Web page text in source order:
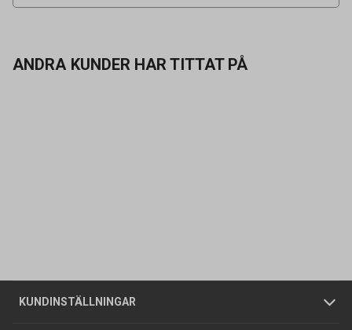
ANDRA KUNDER HAR TITTAT PÅ
KUNDINSTÄLLNINGAR
Företagskund / Privatkund
Allmänna försäljningsvillkor
Butiker
Om oss